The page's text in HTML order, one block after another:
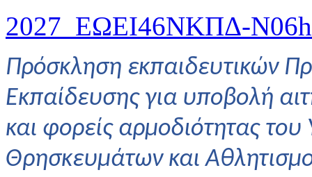
2027_ΕΩΕΙ46ΝΚΠΔ-Ν06
Πρόσκληση εκπαιδευτικών
Εκπαίδευσης για υποβολή
και φορείς αρμοδιότητας
Θρησκευμάτων και